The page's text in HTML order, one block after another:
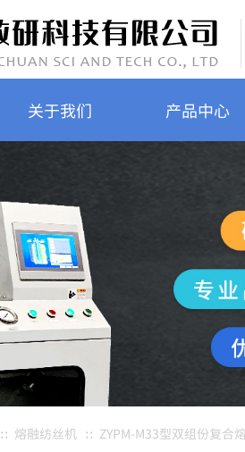
关于我们 产品中心
∷ 熔融纺丝机 ∷ ZYPM-M33型双组份复合